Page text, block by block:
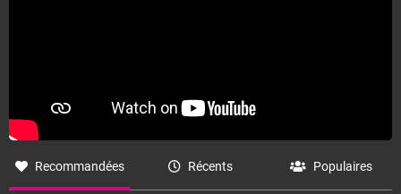
Recommandées Récents Populaires